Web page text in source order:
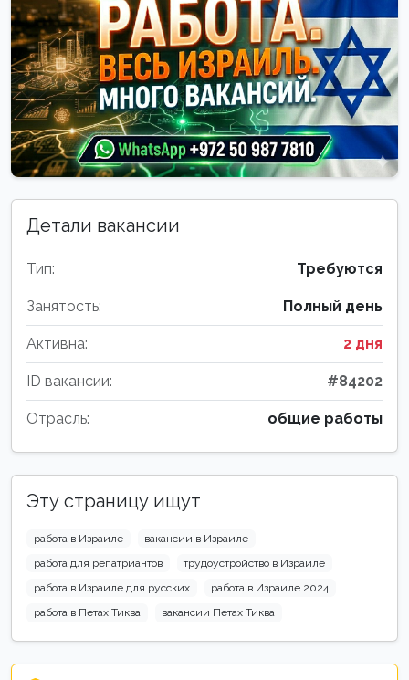
Детали вакансии
Тип: Требуются
Занятость: Полный день
Активна: 2 дня
ID вакансии: #84202
Отрасль: общие работы
Эту страницу ищут
работа в Израиле
вакансии в Израиле
работа для репатриантов
трудоустройство в Израиле
работа в Израиле для русских
работа в Израиле 2024
работа в Петах Тиква
вакансии Петах Тиква